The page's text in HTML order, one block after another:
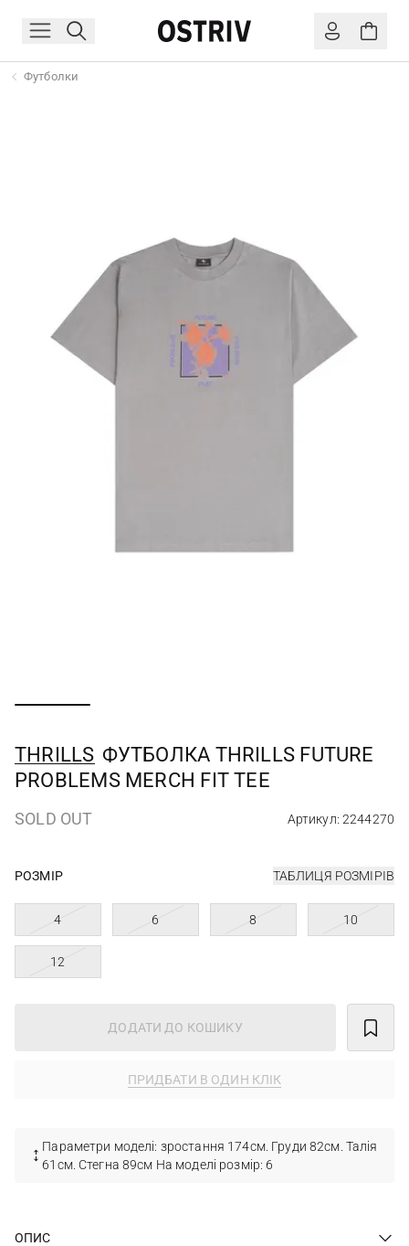
Футболки
THRILLS ФУТБОЛКА THRILLS FUTURE
PROBLEMS MERCH FIT TEE
SOLD OUT Артикул: 2244270
РОЗМІР ТАБЛИЦЯ РОЗМІРІВ
4 6 8 10
12
ДОДАТИ ДО КОШИКУ
ПРИДБАТИ В ОДИН КЛІК
Параметри моделі: зростання 174см. Груди 82см. Талія
61см. Стегна 89см На моделі розмір: 6
ОПИС